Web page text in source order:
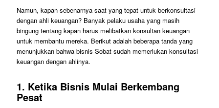
Namun, kapan sebenarnya saat yang tepat untuk berkonsultasi
dengan ahli keuangan? Banyak pelaku usaha yang masih
bingung tentang kapan harus melibatkan konsultan keuangan
untuk membantu mereka. Berikut adalah beberapa tanda yang
menunjukkan bahwa bisnis Sobat sudah memerlukan konsultasi
keuangan dengan ahlinya.
1. Ketika Bisnis Mulai Berkembang
Pesat